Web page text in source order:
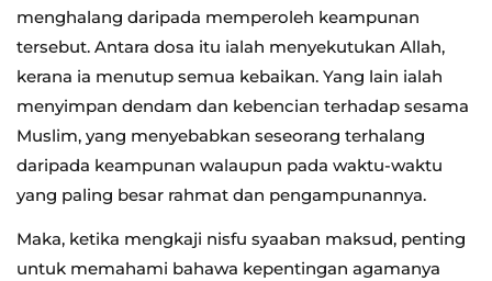
menghalang daripada memperoleh keampunan
tersebut. Antara dosa itu ialah menyekutukan Allah,
kerana ia menutup semua kebaikan. Yang lain ialah
menyimpan dendam dan kebencian terhadap sesama
Muslim, yang menyebabkan seseorang terhalang
daripada keampunan walaupun pada waktu-waktu
yang paling besar rahmat dan pengampunannya.
Maka, ketika mengkaji nisfu syaaban maksud, penting
untuk memahami bahawa kepentingan agamanya